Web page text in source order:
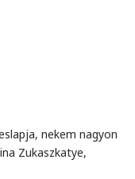
nekem nagyon
Zukaszkatye,